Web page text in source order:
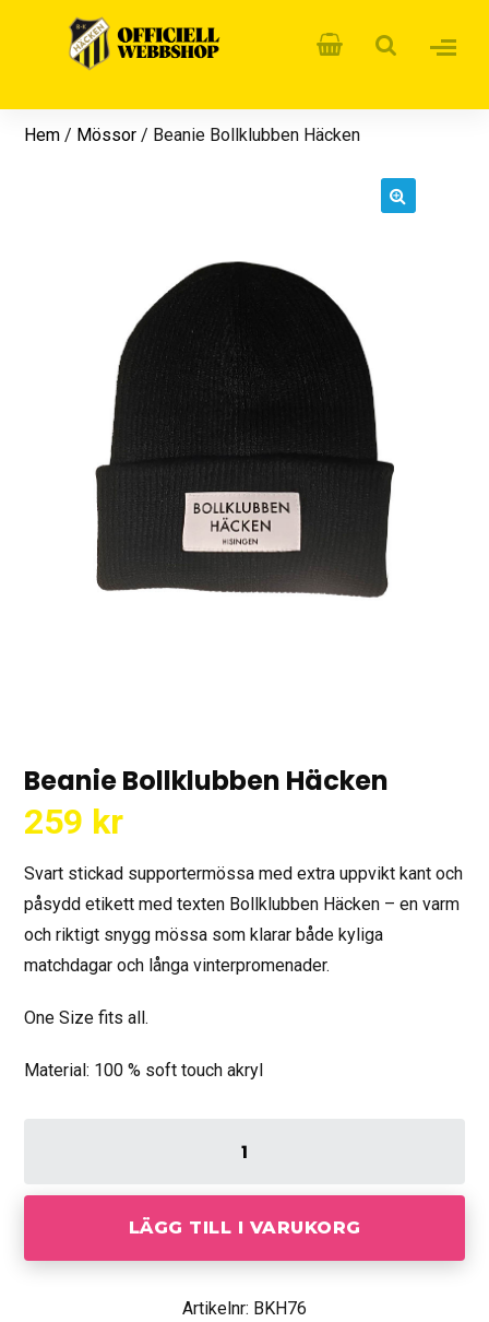
Hem / Mössor / Beanie Bollklubben Häcken
Beanie Bollklubben Häcken
259 kr
Svart stickad supportermössa med extra uppvikt kant och
påsydd etikett med texten Bollklubben Häcken – en varm
och riktigt snygg mössa som klarar både kyliga
matchdagar och långa vinterpromenader.
One Size fits all.
Material: 100 % soft touch akryl
LÄGG TILL I VARUKORG
Artikelnr: BKH76